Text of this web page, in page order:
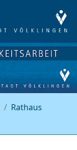
Rathaus